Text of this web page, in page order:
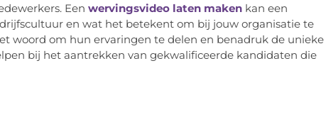
Een wervingsvideo laten makenkan een
en wat het betekent om bij jouw organisatie te
woord om hun ervaringen te delen en benadruk de unieke
bij het aantrekken van gekwalificeerde kandidaten die